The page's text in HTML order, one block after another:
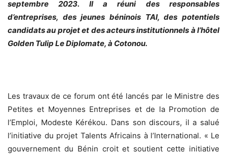
septembre 2023. Il a réuni des responsables
d’entreprises, des jeunes béninois TAI, des potentiels
candidats au projet et des acteurs institutionnels à l’hôtel
Golden Tulip Le Diplomate, à Cotonou.
Les travaux de ce forum ont été lancés par le Ministre des
Petites et Moyennes Entreprises et de la Promotion de
l’Emploi, Modeste Kérékou. Dans son discours, il a salué
l’initiative du projet Talents Africains à l’International. « Le
gouvernement du Bénin croit et soutient cette initiative